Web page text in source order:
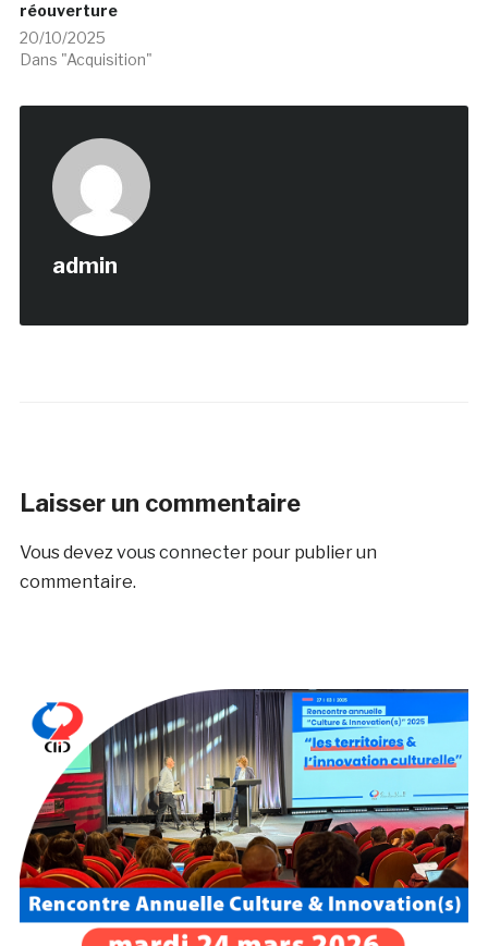
réouverture
20/10/2025
Dans "Acquisition"
admin
Laisser un commentaire
Vous devezvous connecterpour publier un
commentaire.